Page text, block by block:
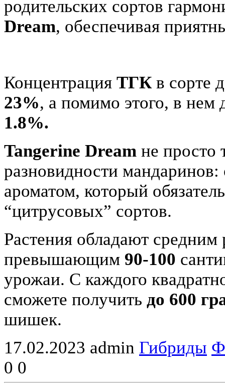
родительских сортов
Dream, обеспечивая
Концентрация ТГК в сорте
23%, а помимо этого, в нем
1.8%.
Tangerine Dream не просто
разновидности мандаринов:
ароматом, который
“цитрусовых” сортов.
Растения обладают средним
превышающим 90-100
урожаи. С каждого
сможете получить до 600
шишек.
17.02.2023 admin Гибриды
0 0